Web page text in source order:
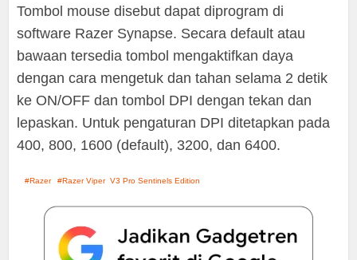
Tombol mouse disebut dapat diprogram di
software Razer Synapse. Secara default atau
bawaan tersedia tombol mengaktifkan daya
dengan cara mengetuk dan tahan selama 2 detik
ke ON/OFF dan tombol DPI dengan tekan dan
lepaskan. Untuk pengaturan DPI ditetapkan pada
400, 800, 1600 (default), 3200, dan 6400.
Razer Razer Viper V3 Pro Sentinels Edition